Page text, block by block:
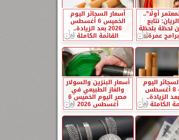
أولًا”..
نتابع
لحظة بلحظة
عمرة...
أسعار السجائر اليوم
الخميس 6 أغسطس
2026 بعد الزيادة..
القائمة الكاملة
اليوم
الجمعة 8 أغسطس
2026 بعد الزيادة..
الكاملة
أسعار البنزين والسولار
والغاز الطبيعي في
مصر اليوم الخميس 6
أغسطس 2026